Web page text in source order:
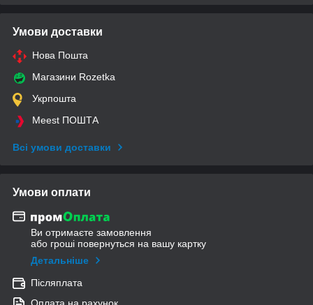
Умови доставки
Нова Пошта
Магазини Rozetka
Укрпошта
Meest ПОШТА
Всі умови доставки
Умови оплати
Ви отримаєте замовлення
або гроші повернуться на вашу картку
Детальніше
Післяплата